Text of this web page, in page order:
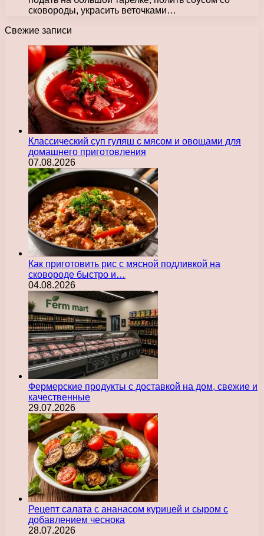
сковороды, украсить веточками…
Свежие записи
Классический суп гуляш с мясом и овощами для
домашнего приготовления
07.08.2026
Как приготовить рис с мясной подливкой на
сковороде быстро и…
04.08.2026
Фермерские продукты с доставкой на дом, свежие и
качественные
29.07.2026
Рецепт салата с ананасом курицей и сыром с
добавлением чеснока
28.07.2026